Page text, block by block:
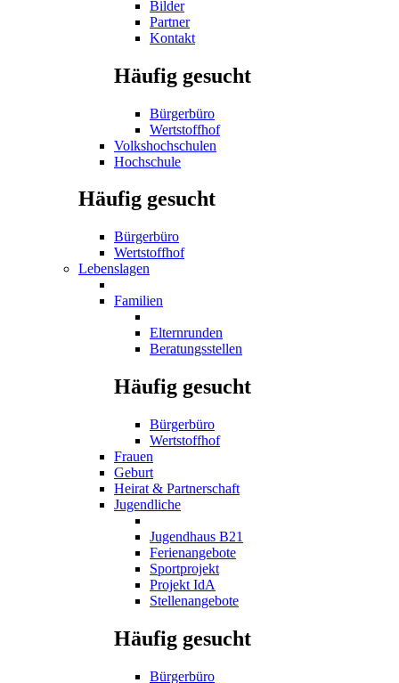
Bilder
Partner
Kontakt
Häufig gesucht
Bürgerbüro
Wertstoffhof
Volkshochschulen
Hochschule
Häufig gesucht
Bürgerbüro
Wertstoffhof
Lebenslagen
Familien
Elternrunden
Beratungsstellen
Häufig gesucht
Bürgerbüro
Wertstoffhof
Frauen
Geburt
Heirat & Partnerschaft
Jugendliche
Jugendhaus B21
Ferienangebote
Sportprojekt
Projekt IdA
Stellenangebote
Häufig gesucht
Bürgerbüro